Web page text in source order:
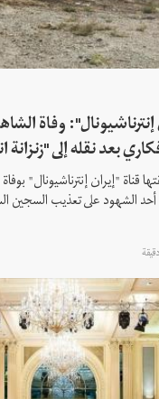
وفاة
بعد نقله إلى "زنزانة
قناة "إيران إنترناشيونال"
الشهود على تعذيب السجين